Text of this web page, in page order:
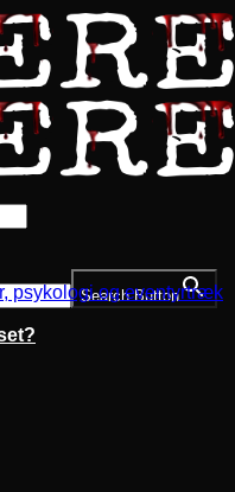
Search Button
psykologi og eventyrtræk